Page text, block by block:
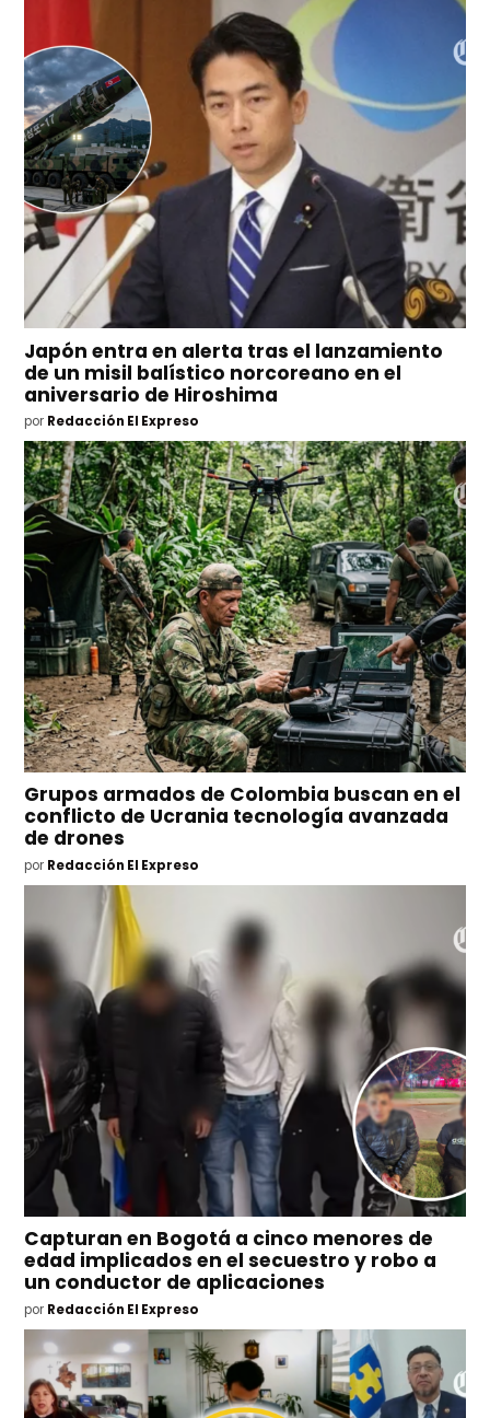
Japón entra en alerta tras el lanzamiento
de un misil balístico norcoreano en el
aniversario de Hiroshima
por Redacción El Expreso
Grupos armados de Colombia buscan en el
conflicto de Ucrania tecnología avanzada
de drones
por Redacción El Expreso
Capturan en Bogotá a cinco menores de
edad implicados en el secuestro y robo a
un conductor de aplicaciones
por Redacción El Expreso